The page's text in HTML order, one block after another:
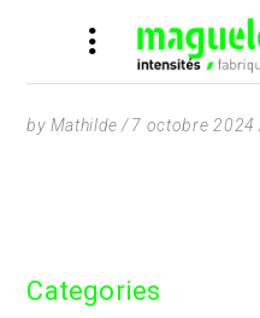
by Mathilde 7 octobre 2024
Categories